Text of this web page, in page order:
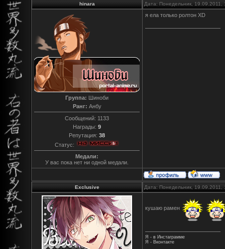
hinara Дата: Понедельник,
Группа: Шиноби
Ранг: Анбу
Сообщений: 1133
Награды: 9
Репутация: 38
Статус:
Медали:
У вас пока нет ни одной медали.
я ела только ролтон ХD
Exclusive Дата: Понедельник,
кушаю рамен
Я - в Инстаграмме
Я - Вконтакте